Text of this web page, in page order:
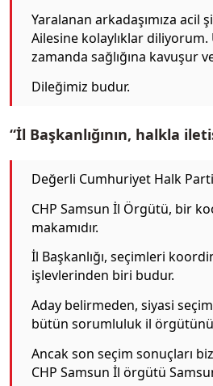
Yaralanan arkadaşımıza acil
Ailesine kolaylıklar diliyorum.
zamanda sağlığına kavuşur
Dileğimiz budur.
“İl Başkanlığının, halkla
Değerli Cumhuriyet Halk
CHP Samsun İl Örgütü, bir
makamıdır.
İl Başkanlığı, seçimleri
işlevlerinden biri budur.
Aday belirmeden, siyasi
bütün sorumluluk il örgütünü
Ancak son seçim sonuçları
CHP Samsun İl örgütü